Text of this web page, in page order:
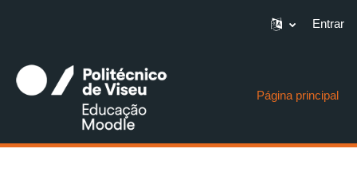
Entrar
Página principal